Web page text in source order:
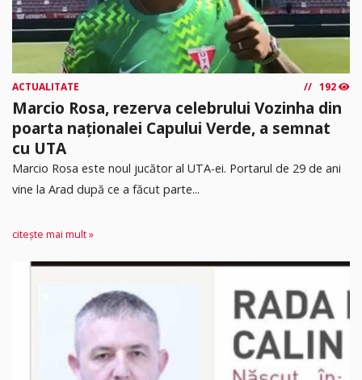
ACTUALITATE 192
Marcio Rosa, rezerva celebrului Vozinha din
poarta naționalei Capului Verde, a semnat
cu UTA
Marcio Rosa este noul jucător al UTA-ei. Portarul de 29 de ani
vine la Arad după ce a făcut parte...
citește mai mult »